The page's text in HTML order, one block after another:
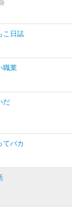
こ日誌
職業
だ
てバカ